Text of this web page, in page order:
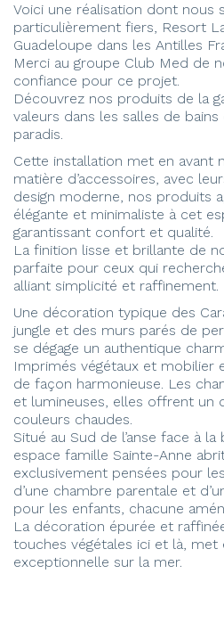
Voici une réalisation dont nous
particulièrement fiers, Resort
Guadeloupe dans les Antilles
Merci au groupe Club Med de
confiance pour ce projet.
Découvrez nos produits de la
valeurs dans les salles de
paradis.
Cette installation met en avant
matière d’accessoires, avec
design moderne, nos produits
élégante et minimaliste à cet
garantissant confort et qualité.
La finition lisse et brillante de
parfaite pour ceux qui
alliant simplicité et raffinement.
Une décoration typique des
jungle et des murs parés de
se dégage un authentique
Imprimés végétaux et mobilier
de façon harmonieuse. Les
et lumineuses, elles offrent un
couleurs chaudes.
Situé au Sud de l’anse face à
espace famille Sainte-Anne
exclusivement pensées pour
d’une chambre parentale et
pour les enfants, chacune
La décoration épurée et
touches végétales ici et là, met
exceptionnelle sur la mer.